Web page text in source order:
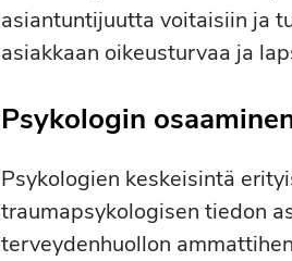
asiantuntijuutta voitaisiin ja
asiakkaan oikeusturvaa ja
Psykologin
Psykologien keskeisintä
traumapsykologisen tiedon
terveydenhuollon